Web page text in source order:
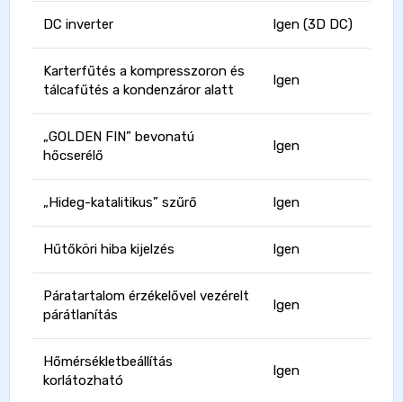
DC inverter Igen (3D DC)
Karterfűtés a kompresszoron és
tálcafűtés a kondenzáror alatt
Igen
„GOLDEN FIN” bevonatú
hőcserélő
Igen
„Hideg-katalitikus” szűrő Igen
Hűtőköri hiba kijelzés Igen
Páratartalom érzékelővel vezérelt
párátlanítás
Igen
Hőmérsékletbeállítás
korlátozható
Igen